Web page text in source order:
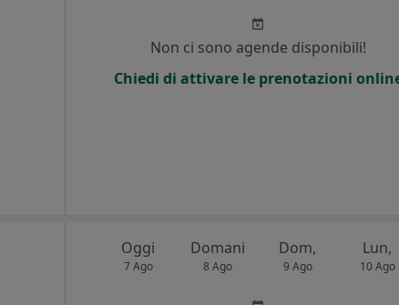
Non ci sono agende disponibili!
Chiedi di attivare le prenotazioni
Oggi
7 Ago
Domani
8 Ago
Dom,
9 Ago
Lun,
10 Ago